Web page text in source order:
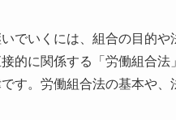
でいくには、組合の目的
的に関係する「労働組合
す。労働組合法の基本や